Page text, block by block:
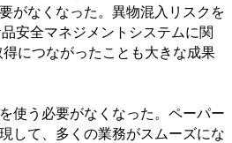
がなくなった。異物混入リスクを
品安全マネジメントシステムに関
につながったことも大きな成果
使う必要がなくなった。ペーパー
して、多くの業務がスムーズにな